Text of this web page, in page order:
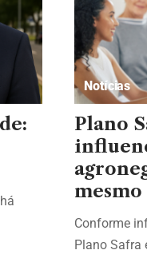
Notícias
Plano
Conforme
Plano Safra